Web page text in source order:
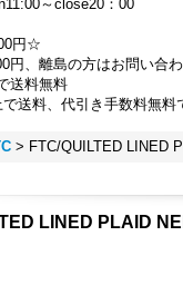
～close20：00
円☆
円、離島の方はお問い合
送料無料
送料、代引き手数料無料
> FTC/QUILTED LINED
LINED PLAID